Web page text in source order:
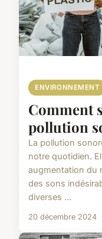
ENVIRONNEMENT
Comment
pollution
La pollution
notre quotidien.
augmentation du
des sons
diverses ...
20 décembre 2024